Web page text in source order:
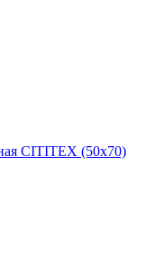
CITITEX (50х70)